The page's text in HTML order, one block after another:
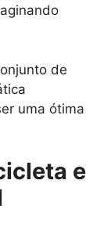
de
uma ótima
e